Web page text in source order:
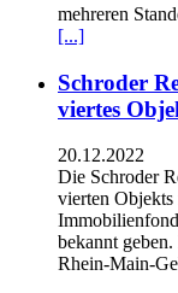
mehreren
[...]
Schroder
viertes
20.12.2022
Die Schroder
vierten
bekannt
Rhein-Main-